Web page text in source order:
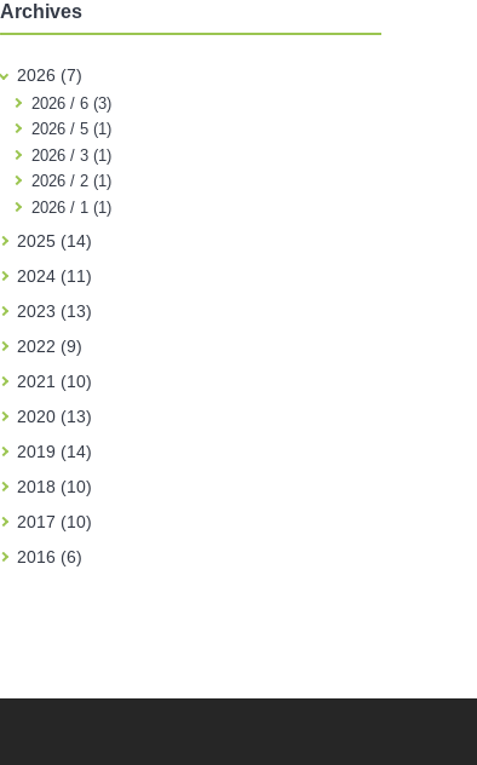
Archives
2026 (7)
2026 / 6 (3)
2026 / 5 (1)
2026 / 3 (1)
2026 / 2 (1)
2026 / 1 (1)
2025 (14)
2024 (11)
2023 (13)
2022 (9)
2021 (10)
2020 (13)
2019 (14)
2018 (10)
2017 (10)
2016 (6)